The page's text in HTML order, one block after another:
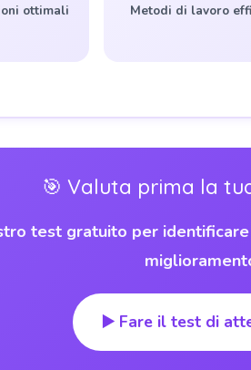
ottimali
Metodi di lavoro
🎯 Valuta prima la
test gratuito per
▶️ Fare il test di